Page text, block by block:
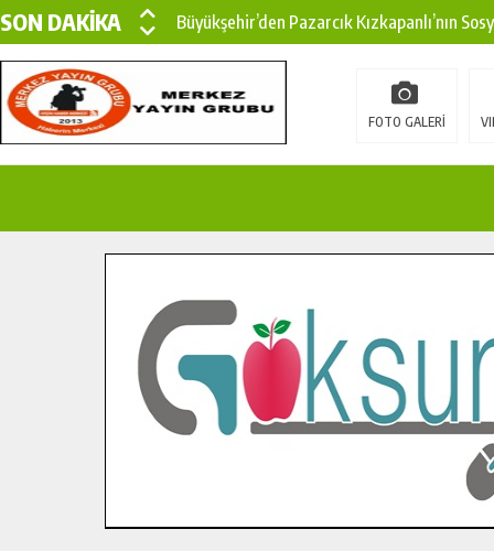
SON DAKİKA
Büyükşehir’den Pazarcık Kızkapanlı’nın
Büyükşehir’den Pazarcık Kırsalına Modern
Çin’den KSÜ’ye Uluslararası Başarı:
İlçe Jandarma Komutanı Karakaya’dan
Bertiz’in Yeni Köprüsünde Sona Doğru.
FOTO GALERİ